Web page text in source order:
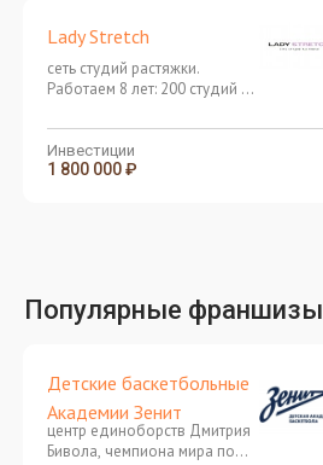
Lady Stretch
сеть студий растяжки.
Работаем 8 лет: 200 студий в
Инвестиции
1 800 000 ₽
Популярные франшизы
Детские баскетбольные
Академии Зенит
центр единоборств Дмитрия
Бивола, чемпиона мира по